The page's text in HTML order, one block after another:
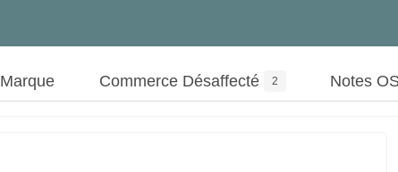
Commerce Désaffecté 2 Notes